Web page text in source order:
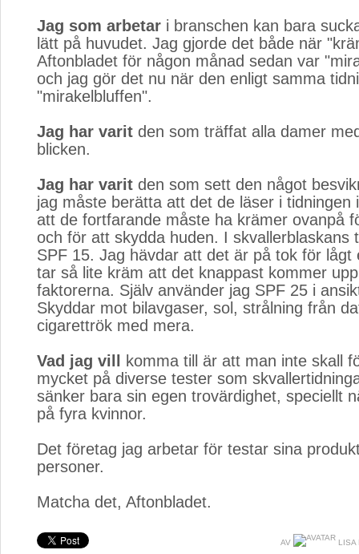
Jag som arbetar i branschen kan bara
lätt på huvudet. Jag gjorde det både när
Aftonbladet för någon månad sedan var
och jag gör det nu när den enligt samma
"mirakelbluffen".
Jag har varit den som träffat alla damer
blicken.
Jag har varit den som sett den något
jag måste berätta att det de läser i tidningen
att de fortfarande måste ha krämer ovanpå
och för att skydda huden. I skvallerblaskans
SPF 15. Jag hävdar att det är på tok för lågt
tar så lite kräm att det knappast kommer
faktorerna. Själv använder jag SPF 25 i
Skyddar mot bilavgaser, sol, strålning från
cigarettrök med mera.
Vad jag vill
komma till är att man inte skall
mycket på diverse tester som
sänker bara sin egen trovärdighet, speciellt
på fyra kvinnor.
Det företag jag arbetar för testar sina
personer.
Matcha det, Aftonbladet.
AV LISA